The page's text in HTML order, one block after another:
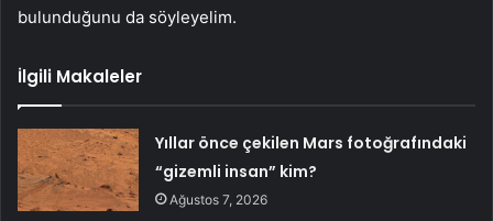
bulunduğunu da söyleyelim.
İlgili Makaleler
Yıllar önce çekilen Mars fotoğrafındaki
“gizemli insan” kim?
Ağustos 7, 2026